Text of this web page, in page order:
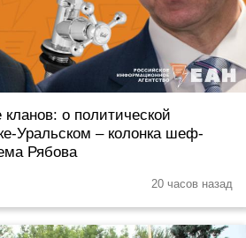
о политической
Уральском – колонка шеф-
Рябова
20 часов назад